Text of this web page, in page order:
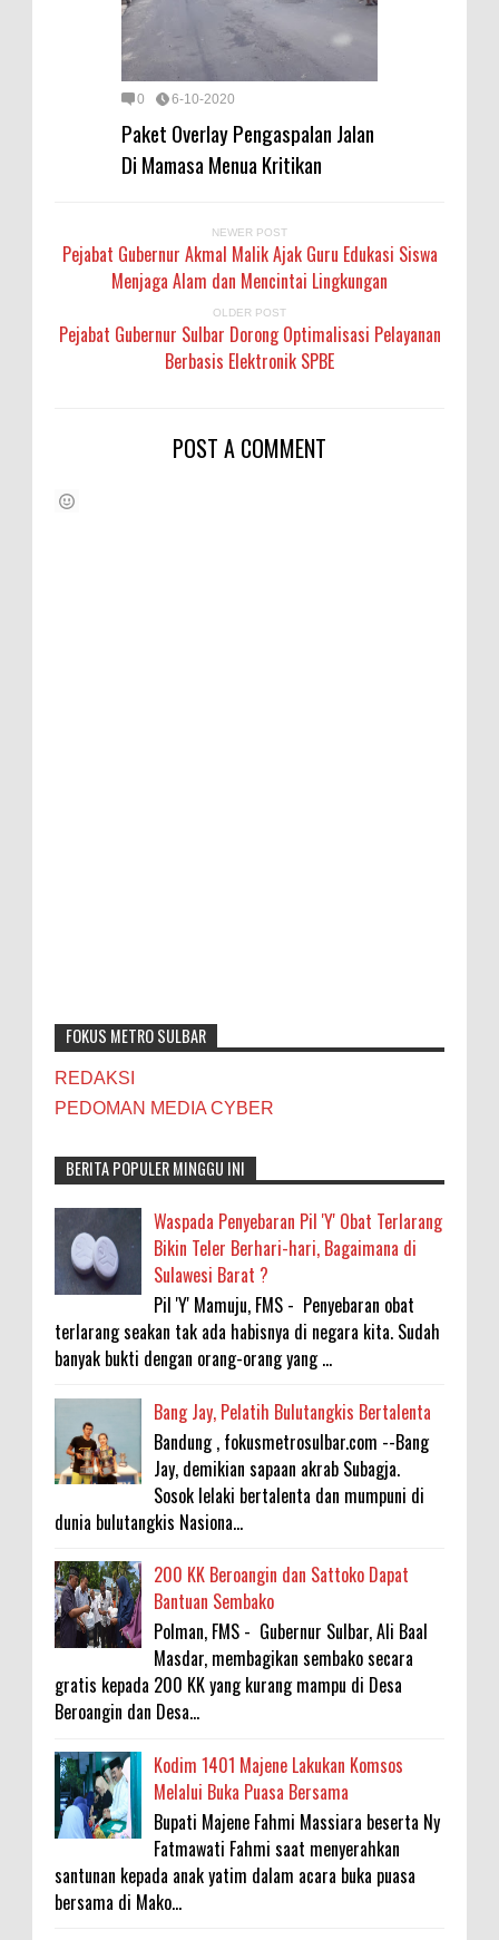
0 6-10-2020
Paket Overlay Pengaspalan Jalan
Di Mamasa Menua Kritikan
NEWER POST
Pejabat Gubernur Akmal Malik Ajak Guru Edukasi Siswa
Menjaga Alam dan Mencintai Lingkungan
OLDER POST
Pejabat Gubernur Sulbar Dorong Optimalisasi Pelayanan
Berbasis Elektronik SPBE
POST A COMMENT
FOKUS METRO SULBAR
REDAKSI
PEDOMAN MEDIA CYBER
BERITA POPULER MINGGU INI
Waspada Penyebaran Pil 'Y' Obat Terlarang
Bikin Teler Berhari-hari, Bagaimana di
Sulawesi Barat ?
Pil 'Y' Mamuju, FMS - Penyebaran obat
terlarang seakan tak ada habisnya di negara kita. Sudah
banyak bukti dengan orang-orang yang ...
Bang Jay, Pelatih Bulutangkis Bertalenta
Bandung , fokusmetrosulbar.com --Bang
Jay, demikian sapaan akrab Subagja.
Sosok lelaki bertalenta dan mumpuni di
dunia bulutangkis Nasiona...
200 KK Beroangin dan Sattoko Dapat
Bantuan Sembako
Polman, FMS - Gubernur Sulbar, Ali Baal
Masdar, membagikan sembako secara
gratis kepada 200 KK yang kurang mampu di Desa
Beroangin dan Desa...
Kodim 1401 Majene Lakukan Komsos
Melalui Buka Puasa Bersama
Bupati Majene Fahmi Massiara beserta Ny
Fatmawati Fahmi saat menyerahkan
santunan kepada anak yatim dalam acara buka puasa
bersama di Mako...